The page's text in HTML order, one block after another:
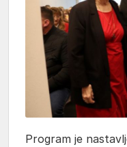
Program je